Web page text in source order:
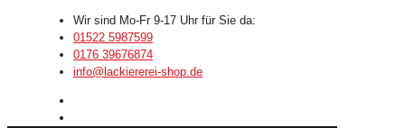
Wir sind Mo-Fr 9-17 Uhr für Sie da:
01522 5987599
0176 39676874
info@lackiererei-shop.de